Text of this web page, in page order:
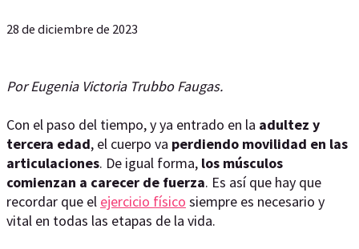
28 de diciembre de 2023
Por Eugenia Victoria Trubbo Faugas.
Con el paso del tiempo, y ya entrado en la adultez y
tercera edad, el cuerpo va perdiendo movilidad en las
articulaciones. De igual forma, los músculos
comienzan a carecer de fuerza. Es así que hay que
recordar que el ejercicio físico siempre es necesario y
vital en todas las etapas de la vida.